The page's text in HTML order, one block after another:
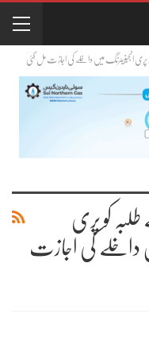
انجینیئرنگ میں داخلے کی اجازت مل گئی
کو پری
داخلے کی اجازت